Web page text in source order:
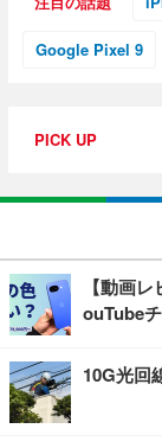
Google Pixel 9
PICK UP
【動画
ouTube
10G光回